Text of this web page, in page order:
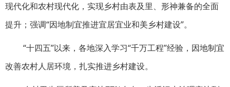
现代化和农村现代化，实现乡村由表及里、形神兼备的全面
提升；强调“因地制宜推进宜居宜业和美乡村建设”。
“十四五”以来，各地深入学习“千万工程”经验，因地制宜
改善农村人居环境，扎实推进乡村建设。